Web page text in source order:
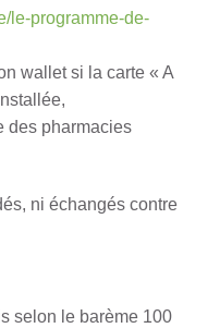
le-programme-de-
wallet si la carte « A
des pharmacies
ni échangés contre
selon le barème 100